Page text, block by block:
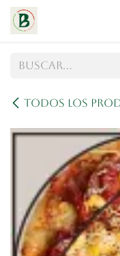
Ir al contenido
Todos los